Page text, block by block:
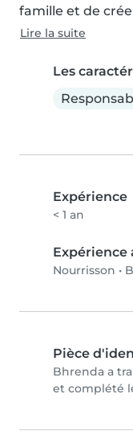
famille et de
Lire la suite
Les
Expérience
< 1 an
Expérience
Nourrisson •
Pièce
Bhrenda a
et complété